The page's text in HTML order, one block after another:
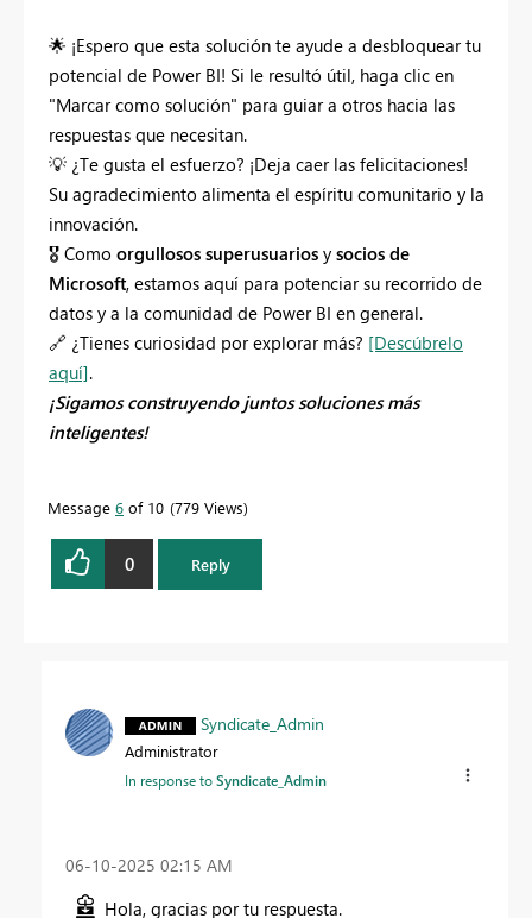
🌟 ¡Espero que esta solución te ayude a desbloquear tu
potencial de Power BI! Si le resultó útil, haga clic en
"Marcar como solución" para guiar a otros hacia las
respuestas que necesitan.
💡 ¿Te gusta el esfuerzo? ¡Deja caer las felicitaciones!
Su agradecimiento alimenta el espíritu comunitario y la
innovación.
🎖 Como orgullosos superusuarios y socios de
Microsoft, estamos aquí para potenciar su recorrido de
datos y a la comunidad de Power BI en general.
🔗 ¿Tienes curiosidad por explorar más? [Descúbrelo
aquí].
¡Sigamos construyendo juntos soluciones más
inteligentes!
Message 6 of 10 779 Views
0 Reply
Syndicate_Admin
Administrator
In response toSyndicate_Admin
‎06-10-2025 02:15 AM
Hola, gracias por tu respuesta.